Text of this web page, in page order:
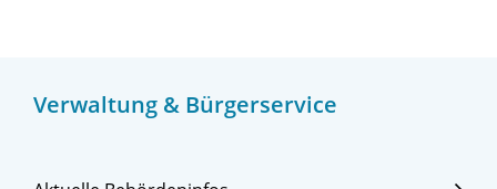
Verwaltung & Bürgerservice